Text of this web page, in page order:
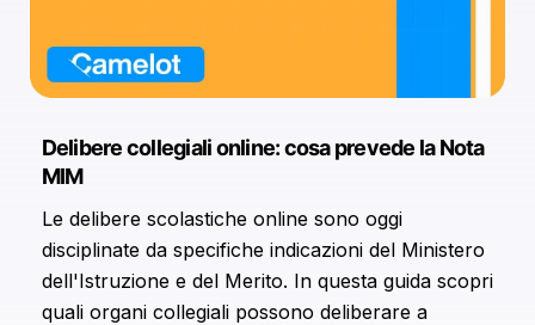
annunci, per fornire funzionalità dei social media e per
analizzare il nostro traffico. Condividiamo inoltre
informazioni sul modo in cui utilizzi il nostro sito con i
pubblicità e social media, i quali potrebbero
combinarle con altre informazioni che hai fornito loro o
che hanno raccolto dal tuo utilizzo dei loro servizi.
Delibere collegiali online: cosa prevede la Nota
MIM
Le delibere scolastiche online sono oggi
disciplinate da specifiche indicazioni del Ministero
dell'Istruzione e del Merito. In questa guida scopri
quali organi collegiali possono deliberare a